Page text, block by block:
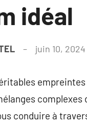
idéal
juin 10, 2024
complexes
conduire à